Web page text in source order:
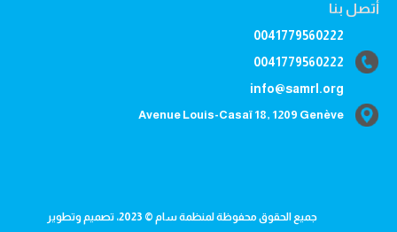
أتصل بنا
0041779560222
0041779560222
info@samrl.org
Avenue Louis-Casaï 18, 1209 Genève
جميع الحقوق محفوظة لمنظمة سام © 2023، تصميم وتطوير